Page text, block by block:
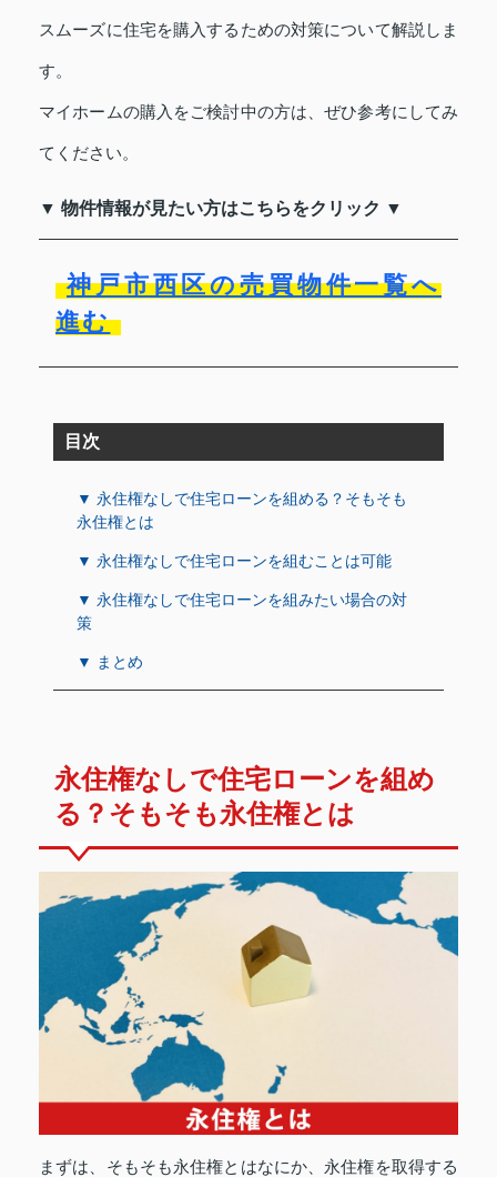
スムーズに住宅を購入するための対策について解説しま
す。
マイホームの購入をご検討中の方は、ぜひ参考にしてみ
てください。
▼ 物件情報が見たい方はこちらをクリック ▼
神戸市西区の売買物件一覧へ
進む
目次
▼ 永住権なしで住宅ローンを組める？そもそも
永住権とは
▼ 永住権なしで住宅ローンを組むことは可能
▼ 永住権なしで住宅ローンを組みたい場合の対
策
▼ まとめ
永住権なしで住宅ローンを組め
る？そもそも永住権とは
まずは、そもそも永住権とはなにか、永住権を取得する